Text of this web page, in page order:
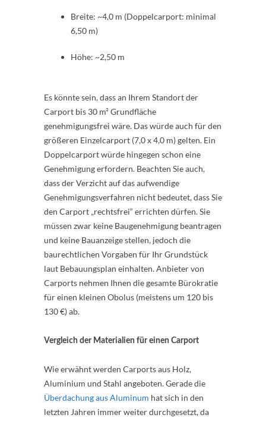
Breite: ~4,0 m (Doppelcarport: minimal
6,50 m)
Höhe: ~2,50 m
Es könnte sein, dass an Ihrem Standort der
Carport bis 30 m² Grundfläche
genehmigungsfrei wäre. Das würde auch für den
größeren Einzelcarport (7,0 x 4,0 m) gelten. Ein
Doppelcarport würde hingegen schon eine
Genehmigung erfordern. Beachten Sie auch,
dass der Verzicht auf das aufwendige
Genehmigungsverfahren nicht bedeutet, dass Sie
den Carport „rechtsfrei“ errichten dürfen. Sie
müssen zwar keine Baugenehmigung beantragen
und keine Bauanzeige stellen, jedoch die
baurechtlichen Vorgaben für Ihr Grundstück
laut Bebauungsplan einhalten. Anbieter von
Carports nehmen Ihnen die gesamte Bürokratie
für einen kleinen Obolus (meistens um 120 bis
130 €) ab.
Vergleich der Materialien für einen Carport
Wie erwähnt werden Carports aus Holz,
Aluminium und Stahl angeboten. Gerade die
Überdachung aus Aluminum hat sich in den
letzten Jahren immer weiter durchgesetzt, da